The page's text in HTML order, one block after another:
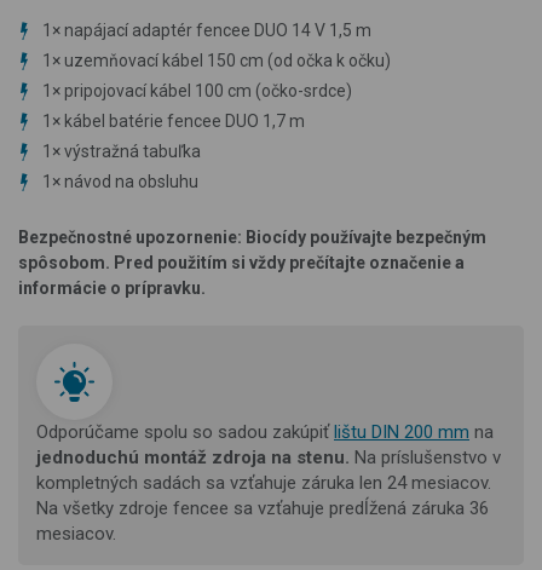
1× napájací adaptér fencee DUO 14 V 1,5 m
1× uzemňovací kábel 150 cm (od očka k očku)
1× pripojovací kábel 100 cm (očko-srdce)
1× kábel batérie fencee DUO 1,7 m
1×výstražná tabuľka
1× návod na obsluhu
Bezpečnostné upozornenie: Biocídy používajte bezpečným
spôsobom. Pred použitím si vždy prečítajte označenie a
informácie o prípravku.
Odporúčame spolu so sadou zakúpiťlištu DIN 200 mm na
jednoduchú montáž zdroja na stenu. Na príslušenstvo v
kompletných sadách sa vzťahuje záruka len 24 mesiacov.
Na všetky zdroje fencee sa vzťahuje predĺžená záruka 36
mesiacov.